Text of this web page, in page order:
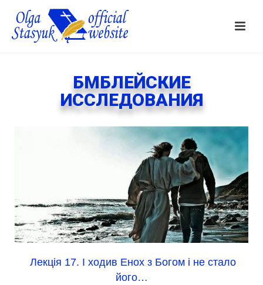
БМБЛЕЙСКИЕ
ИССЛЕДОВАНИЯ
Лекція 17. І ходив Енох з Богом і не стало
його…